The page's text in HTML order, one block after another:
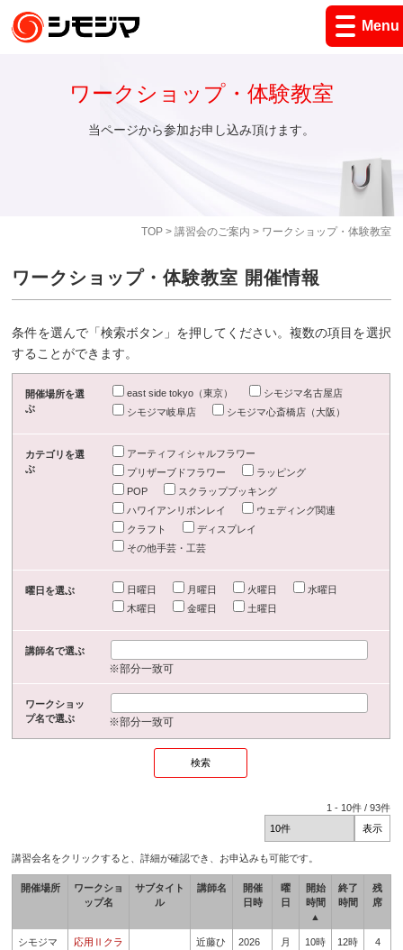
Menu
TOP> 講習会のご案内 > ワークショップ・体験教室
ワークショップ・体験教室
当ページから参加お申し込み頂けます。
ワークショップ・体験教室 開催情報
条件を選んで「検索ボタン」を押してください。複数の項目を選択
することができます。
開催場所を選
ぶ
east side tokyo（東京）
シモジマ名古屋店
シモジマ岐阜店
シモジマ心斎橋店（大阪）
カテゴリを選
ぶ
アーティフィシャルフラワー
プリザーブドフラワー
ラッピング
POP
スクラップブッキング
ハワイアンリボンレイ
ウェディング関連
クラフト
ディスプレイ
その他手芸・工芸
曜日を選ぶ 日曜日 月曜日 火曜日
水曜日
木曜日
金曜日 土曜日
講師名で選ぶ
※部分一致可
ワークショッ
プ名で選ぶ
※部分一致可
1 - 10件 /93件
講習会名をクリックすると、詳細が確認でき、お申込みも可能です。
開催場所
ワークショ
ップ名
サブタイト
ル
講師名
開催
日時
曜
日
開始
時間
▲
終了
時間
残
席
シモジマ
応用Ⅱクラ
近藤ひ
2026
月
10時
12時
4